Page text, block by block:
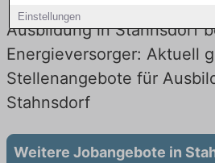
Einstellungen
Ausbildung in Stahnsdorf
Energieversorger: Aktuell
Stellenangebote für
Stahnsdorf
Weitere Jobangebote in